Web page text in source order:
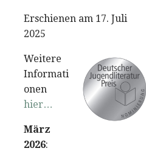
Erschienen am 17. Juli
2025
Weitere
Informati
onen
hier…
März
2026: